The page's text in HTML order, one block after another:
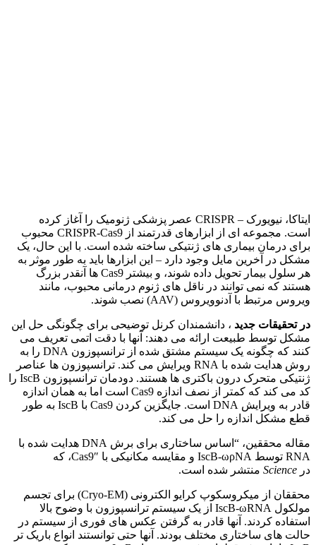
ایتاکا، نیویورک – CRISPR عصر پزشکی ژنومیک را آغاز کرده
است. مجموعه ای از ابزارهای قدرتمند از CRISPR-Cas9 محبوب
برای درمان بیماری های ژنتیکی ساخته شده است. با این حال، یک
مشکل در آخرین مایل وجود دارد – این ابزارها باید به طور موثر به
هر سلول بیمار تحویل داده شوند، و بیشتر Cas9 ها آنقدر بزرگ
هستند که نمی توانند در ناقل های ژنوم درمانی محبوب، مانند
ویروس مرتبط با آدنوویروس (AAV) نصب شوند.
در تحقیقات جدید ، دانشمندان کرنل توضیحی برای چگونگی حل این
مشکل توسط طبیعت ارائه می دهند: آنها با دقت اتمی تعریف می
کنند که چگونه یک سیستم مشتق شده از ترانسپوزون DNA را به
روش هدایت شده با RNA ویرایش می کند. ترانسپوزون ها عناصر
ژنتیکی متحرک درون باکتری ها هستند. دودمان ترانسپوزون IscB را
کد می کند که کمتر از نصف اندازه Cas9 است اما به همان اندازه
قادر به ویرایش DNA است. جایگزین کردن Cas9 با IscB به طور
قطع مشکل اندازه را حل می کند.
مقاله محققین، “اساس ساختاری برای برش DNA هدایت شده با
RNA توسط IscB-ωρNA و مقایسه مکانیکی با Cas9″، که
در Science منتشر شده است.
محققان از میکروسکوپ کرایو الکترونی (Cryo-EM) برای تجسم
مولکول IscB-ωRNA از یک سیستم ترانسپوزون با وضوح بالا
استفاده کردند. آنها قادر به گرفتن عکس های فوری از سیستم در
حالت های ساختاری مختلف بودند. آنها حتی توانستند انواع باریک تر